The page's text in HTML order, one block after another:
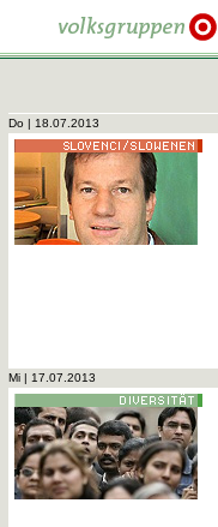
Do | 18.07.2013
Mi | 17.07.2013